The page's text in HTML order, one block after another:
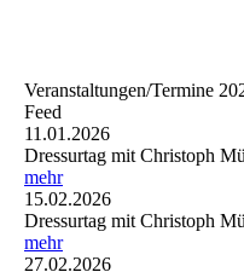
Veranstaltungen/Termine
Feed
11.01.2026
Dressurtag mit Christoph
mehr
15.02.2026
Dressurtag mit Christoph
mehr
27.02.2026